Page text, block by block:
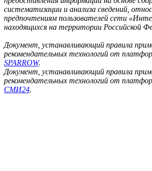
систематизации и анализа сведений,
предпочтениям пользователей сети
находящихся на территории Российской
Документ, устанавливающий правила
рекомендательных технологий от
SPARROW.
Документ, устанавливающий правила
рекомендательных технологий от
СМИ24.